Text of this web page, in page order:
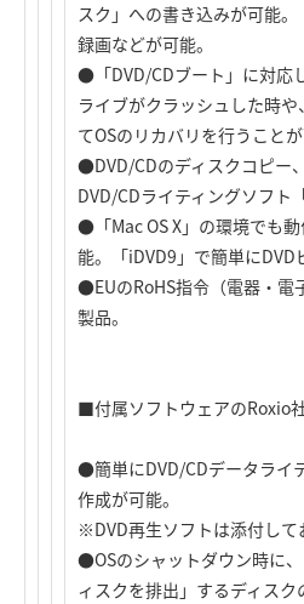
スク」への書き込みが可能
録画などが可能。
●「DVD/CDブート」に対応
ライブがクラッシュした時
てOSのリカバリを行うことが
●DVD/CDのディスクコピー
DVD/CDライティングソフト
●「Mac OS X」の環境でも
能。「iDVD9」で簡単にDVD
●EUのRoHS指令（電器・電
製品。
■付属ソフトウェアのRoxio
●簡単にDVD/CDデータライ
作成が可能。
※DVD再生ソフトは添付して
●OSのシャットダウン時に
ィスクを排出」するディス